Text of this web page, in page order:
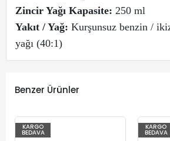
Zincir Yağı Kapasite: 250 ml
Yakıt / Yağ: Kurşunsuz benzin /
yağı (40:1)
Benzer Ürünler
KARGO
BEDAVA
KARGO
BEDAVA